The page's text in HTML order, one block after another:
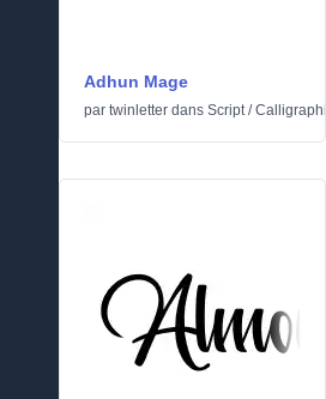
Adhun Mage
par twinletter dans Script/